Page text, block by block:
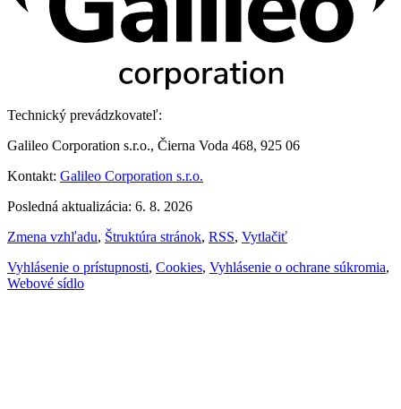
Technický prevádzkovateľ:
Galileo Corporation s.r.o., Čierna Voda 468, 925 06
Kontakt: Galileo Corporation s.r.o.
Posledná aktualizácia: 6. 8. 2026
Zmena vzhľadu, Štruktúra stránok, RSS, Vytlačiť
Vyhlásenie o prístupnosti, Cookies, Vyhlásenie o ochrane súkromia,
Webové sídlo